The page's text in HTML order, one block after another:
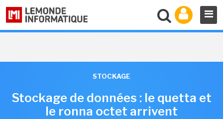
STOCKAGE
Stockage de données : le quetta et
le ronna octet arrivent